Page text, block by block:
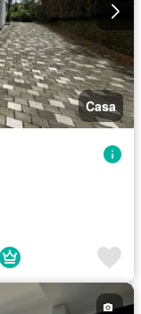
Casa